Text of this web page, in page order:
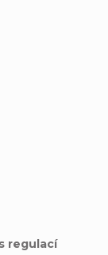
regulací